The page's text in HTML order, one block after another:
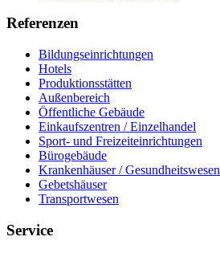
Referenzen
Bildungseinrichtungen
Hotels
Produktionsstätten
Außenbereich
Öffentliche Gebäude
Einkaufszentren / Einzelhandel
Sport- und Freizeiteinrichtungen
Bürogebäude
Krankenhäuser / Gesundheitswesen
Gebetshäuser
Transportwesen
Service